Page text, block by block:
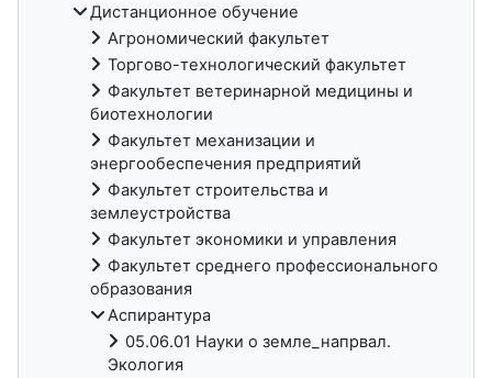
Дистанционное обучение
Агрономический факультет
Торгово-технологический факультет
Факультет ветеринарной медицины и
биотехнологии
Факультет механизации и
энергообеспечения предприятий
Факультет строительства и
землеустройства
Факультет экономики и управления
Факультет среднего профессионального
образования
Аспирантура
05.06.01 Науки о земле_напрвал.
Экология